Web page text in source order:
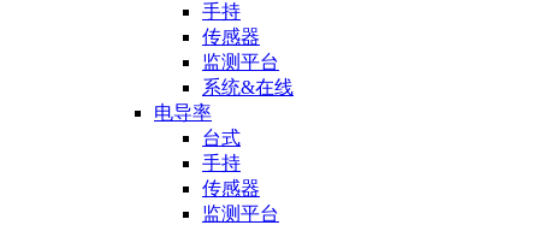
手持
传感器
监测平台
系统&在线
电导率
台式
手持
传感器
监测平台